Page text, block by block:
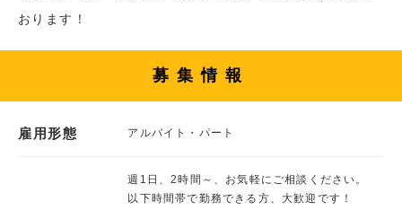
おります！
募集情報
雇用形態 アルバイト・パート
週1日、2時間～、お気軽にご相談ください。
以下時間帯で勤務できる方、大歓迎です！